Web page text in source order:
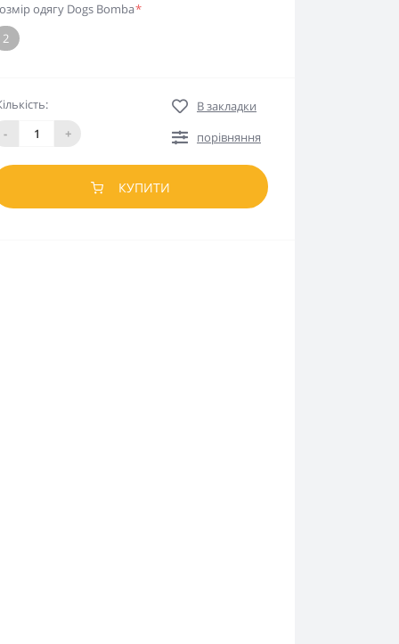
одягу Dogs Bomba*
2
-
+
В закладки
порівняння
КУПИТИ